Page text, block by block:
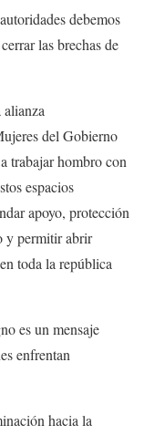
debemos
las brechas de
alianza
del Gobierno
trabajar hombro con
espacios
apoyo, protección
y permitir abrir
toda la república
es un mensaje
enfrentan
hacia la